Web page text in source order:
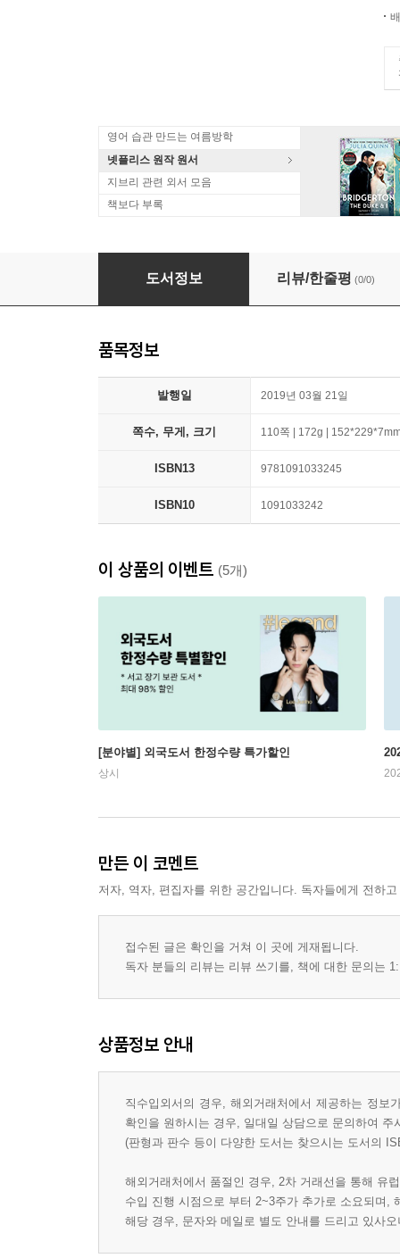
영어 습관 만드는 여름방학
넷플리스 원작 원서
지브리 관련 외서 모음
책보다 부록
Cute Yellow Chicks Easter Planner:
도서정보 리뷰/한줄평 (0/0)
품목정보
발행일 2019년 03월 21일
쪽수, 무게, 크기 110쪽 | 172g |
ISBN13 9781091033245
ISBN10 1091033242
이 상품의 이벤트 (5개)
[분야별] 외국도서 한정수량 특가할인
상시
만든 이 코멘트
저자, 역자, 편집자를 위한 공간입니다. 독자들에게 전하
접수된 글은 확인을 거쳐 이 곳에 게재됩니다.
독자 분들의 리뷰는 리뷰 쓰기를, 책에 대한 문의는
상품정보 안내
직수입외서의 경우, 해외거래처에서 제공하는 정
확인을 원하시는 경우, 일대일 상담으로 문의하여 주
(판형과 판수 등이 다양한 도서는 찾으시는 도서의
해외거래처에서 품절인 경우, 2차 거래선을 통해 유
수입 진행 시점으로 부터 2~3주가 추가로 소요되며,
해당 경우, 문자와 메일로 별도 안내를 드리고 있사